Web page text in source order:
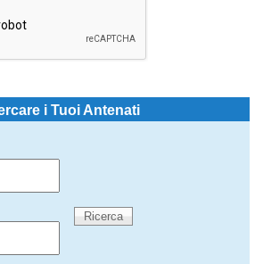
i Tuoi Antenati